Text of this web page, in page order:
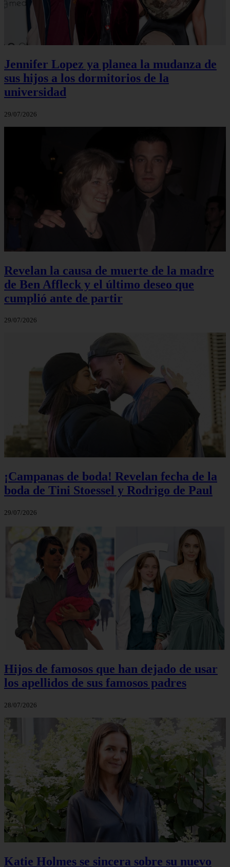
Jennifer Lopez ya planea la mudanza de
sus hijos a los dormitorios de la
universidad
29/07/2026
Revelan la causa de muerte de la madre
de Ben Affleck y el último deseo que
cumplió ante de partir
29/07/2026
¡Campanas de boda! Revelan fecha de la
boda de Tini Stoessel y Rodrigo de Paul
29/07/2026
Hijos de famosos que han dejado de usar
los apellidos de sus famosos padres
28/07/2026
Katie Holmes se sincera sobre su nuevo